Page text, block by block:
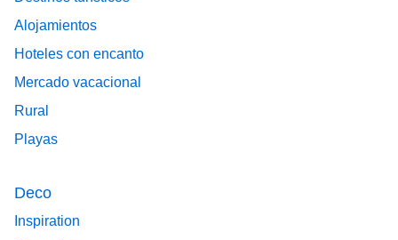
Alojamientos
Hoteles con encanto
Mercado vacacional
Rural
Playas
Deco
Inspiration